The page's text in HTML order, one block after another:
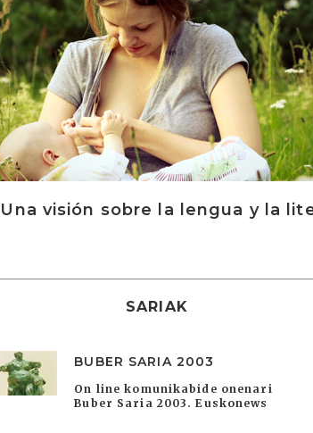
Una visión sobre la lengua y la
SARIAK
BUBER SARIA 2003
On line komunikabide onenari
Buber Saria 2003. Euskonews